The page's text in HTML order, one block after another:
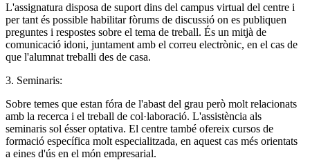
L'assignatura disposa de suport dins del campus virtual del centre i
per tant és possible habilitar fòrums de discussió on es publiquen
preguntes i respostes sobre el tema de treball. És un mitjà de
comunicació idoni, juntament amb el correu electrònic, en el cas de
que l'alumnat treballi des de casa.
3. Seminaris:
Sobre temes que estan fóra de l'abast del grau però molt relacionats
amb la recerca i el treball de col·laboració. L'assistència als
seminaris sol ésser optativa. El centre també ofereix cursos de
formació específica molt especialitzada, en aquest cas més orientats
a eines d'ús en el món empresarial.